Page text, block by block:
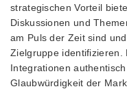
strategischen Vorteil
Diskussionen und
am Puls der Zeit sind
Zielgruppe identifizieren.
Integrationen
Glaubwürdigkeit der